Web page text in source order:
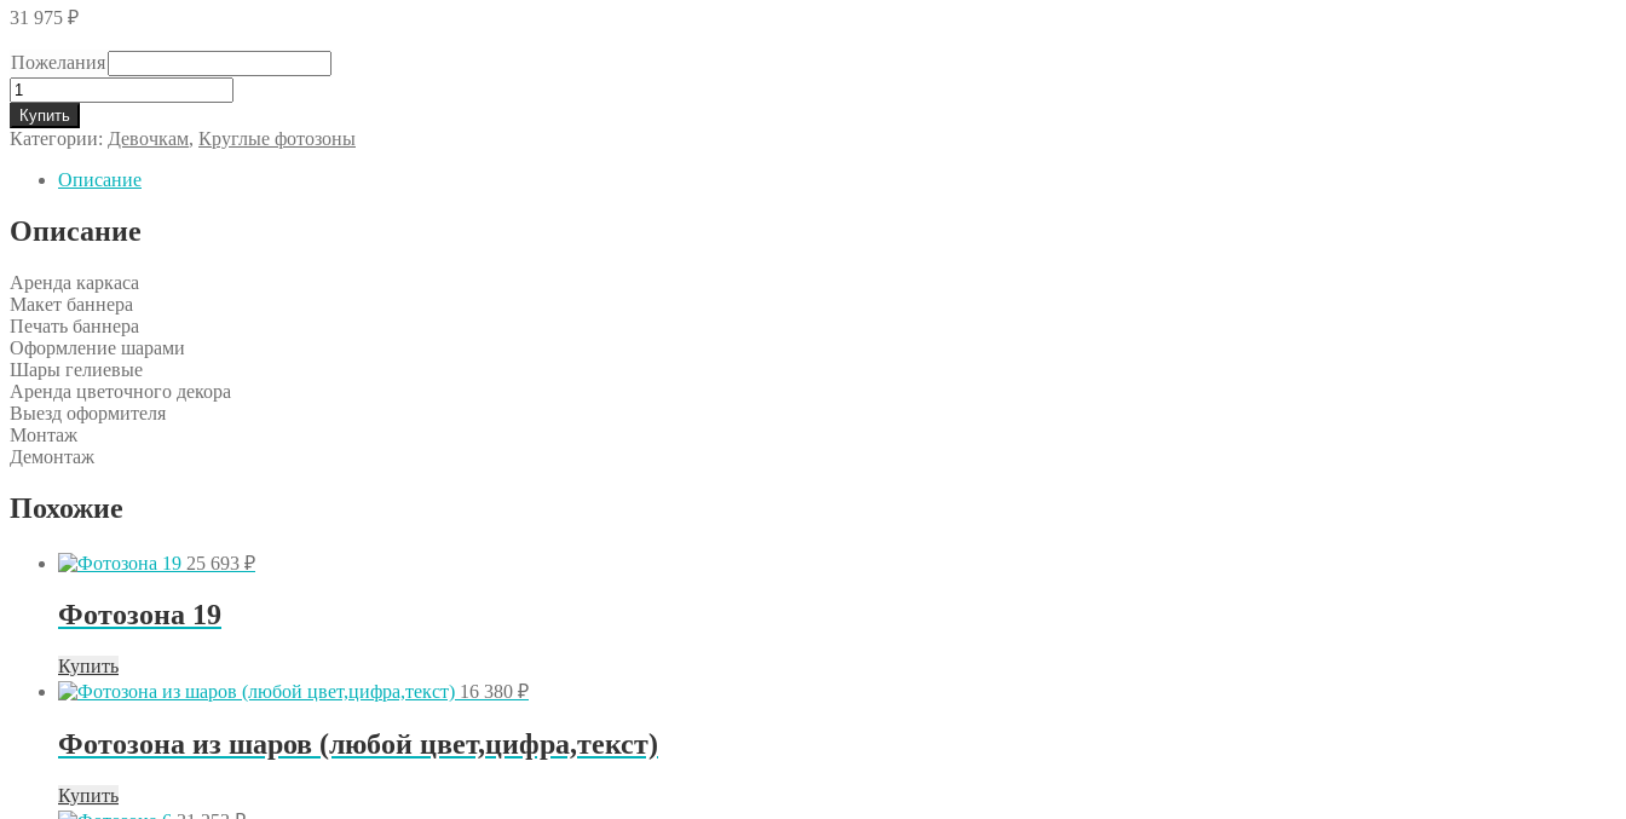
31 975 ₽
Пожелания
Количество
товара
Фотозона
№8.4
Купить
Категории: Девочкам, Круглые фотозоны
Описание
Описание
Аренда каркаса
Макет баннера
Печать баннера
Оформление шарами
Шары гелиевые
Аренда цветочного декора
Выезд оформителя
Монтаж
Демонтаж
Похожие
25 693 ₽
Фотозона 19
Купить
16 380 ₽
Фотозона из шаров (любой цвет,цифра,текст)
Купить